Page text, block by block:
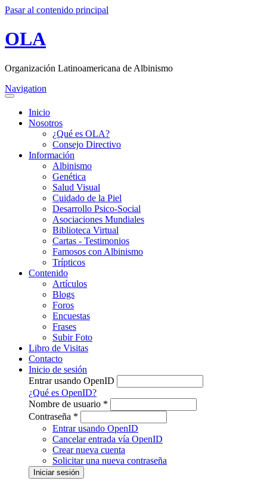
Pasar al contenido principal
OLA
Organización Latinoamericana de Albinismo
Navigation
Inicio
Nosotros
¿Qué es OLA?
Consejo Directivo
Información
Albinismo
Genética
Salud Visual
Cuidado de la Piel
Desarrollo Psico-Social
Asociaciones Mundiales
Biblioteca Virtual
Cartas - Testimonios
Famosos con Albinismo
Trípticos
Contenido
Artículos
Blogs
Foros
Encuestas
Frases
Subir Foto
Libro de Visitas
Contacto
Inicio de sesión
Entrar usando OpenID
¿Qué es OpenID?
Nombre de usuario *
Contraseña *
Entrar usando OpenID
Cancelar entrada vía OpenID
Crear nueva cuenta
Solicitar una nueva contraseña